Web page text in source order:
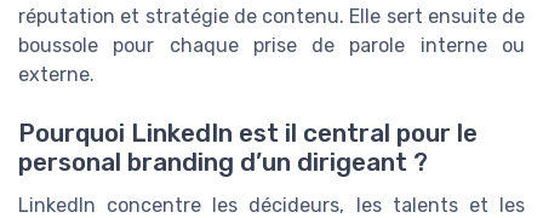
réputation et stratégie de contenu. Elle sert ensuite de
boussole pour chaque prise de parole interne ou
externe.
Pourquoi LinkedIn est il central pour le
personal branding d’un dirigeant ?
LinkedIn concentre les décideurs, les talents et les